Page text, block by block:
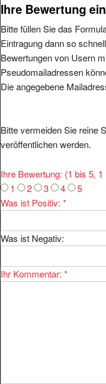
Ihre Bewertung
Bitte füllen Sie das
Eintragung dann so
Bewertungen von Usern
Pseudomailadressen
Die angegebene
Bitte vermeiden Sie reine
veröffentlichen werden.
Ihre Bewertung: (1 bis 5,
1
2 3 4
5
Was ist Positiv: *
Was ist Negativ:
Ihr Kommentar: *